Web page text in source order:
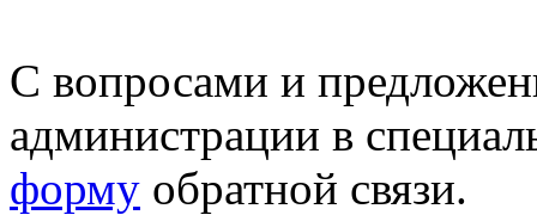
С вопросами и
администрации в
форму обратной связи.